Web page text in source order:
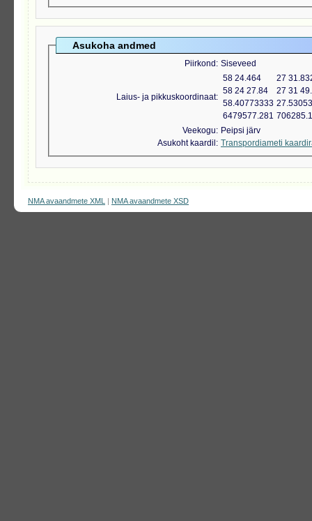
Asukoha andmed
Piirkond Siseveed
Laius- ja pikkuskoordinaat
58 24.464
27
58 24 27.84
27 31
58.40773333
6479577.281
Veekogu
Peipsi järv
Asukoht kaardil
Transpordiameti
NMA avaandmete XML | NMA avaandmete XSD